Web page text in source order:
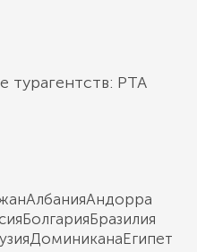
турагентств: РТА
АлбанияАндорра
БолгарияБразилия
ДоминиканаЕгипет